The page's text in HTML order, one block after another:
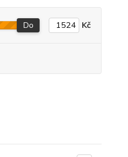
Do Kč